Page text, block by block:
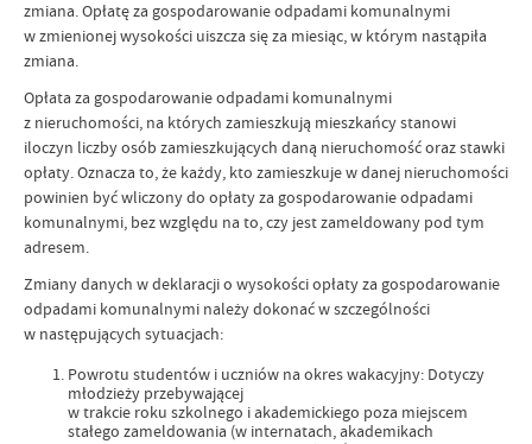
zmiana. Opłatę za gospodarowanie odpadami komunalnymi
w zmienionej wysokości uiszcza się za miesiąc, w którym nastąpiła
zmiana.
Opłata za gospodarowanie odpadami komunalnymi
z nieruchomości, na których zamieszkują mieszkańcy stanowi
iloczyn liczby osób zamieszkujących daną nieruchomość oraz stawki
opłaty. Oznacza to, że każdy, kto zamieszkuje w danej nieruchomości
powinien być wliczony do opłaty za gospodarowanie odpadami
komunalnymi, bez względu na to, czy jest zameldowany pod tym
adresem.
Zmiany danych w deklaracji o wysokości opłaty za gospodarowanie
odpadami komunalnymi należy dokonać w szczególności
w następujących sytuacjach:
Powrotu studentów i uczniów na okres wakacyjny: Dotyczy
młodzieży przebywającej
w trakcie roku szkolnego i akademickiego poza miejscem
stałego zameldowania (w internatach, akademikach